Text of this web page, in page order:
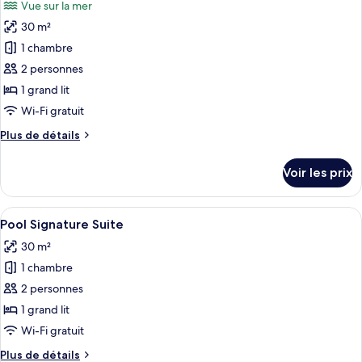
Suite
Deluxe,
vue
mer
les
photos
pour
ce
type
de
chambre :
Double
View
Vue sur la mer
30 m²
1 chambre
2 personnes
1 grand lit
Wi-Fi gratuit
Plus de détails
Plus
le
type
de
chambre
Double
Suite,
View
Voir les prix
Afficher
toutes
les
photos
pour
ce
type
Une chambre d’hôtel moderne
8
Pool Signature Suite
30 m²
1 chambre
2 personnes
1 grand lit
Wi-Fi gratuit
Plus de détails
Plus